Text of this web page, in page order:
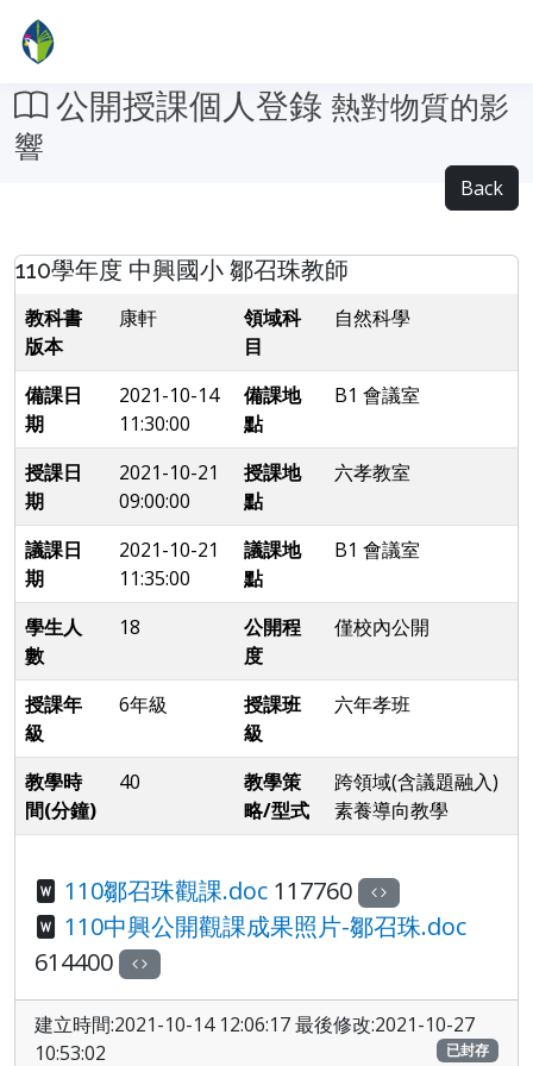
公開授課個人登錄 熱對物質的影
響
Back
110學年度 中興國小 鄒召珠教師
教科書
版本
康軒
領域科
目
自然科學
備課日
期
2021-10-14
11:30:00
備課地
點
B1 會議室
授課日
期
2021-10-21
09:00:00
授課地
點
六孝教室
議課日
期
2021-10-21
11:35:00
議課地
點
B1 會議室
學生人
數
18
公開程
度
僅校內公開
授課年
級
6年級
授課班
級
六年孝班
教學時
間(分鐘)
40
教學策
略/型式
跨領域(含議題融入)
素養導向教學
110鄒召珠觀課.doc 117760
110中興公開觀課成果照片-鄒召珠.doc
614400
建立時間:2021-10-14 12:06:17 最後修改:2021-10-27
10:53:02
已封存